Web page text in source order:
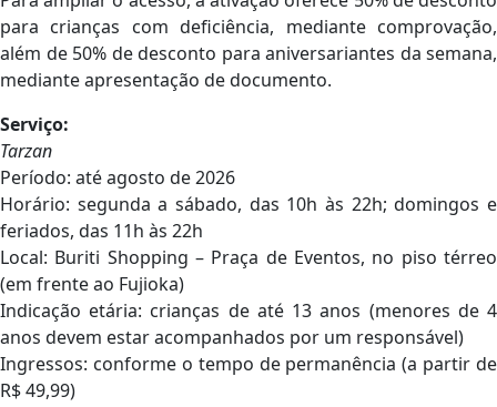
para crianças com deficiência, mediante comprovação,
além de 50% de desconto para aniversariantes da semana,
mediante apresentação de documento.
Serviço:
Tarzan
Período: até agosto de 2026
Horário: segunda a sábado, das 10h às 22h; domingos e
feriados, das 11h às 22h
Local: Buriti Shopping – Praça de Eventos, no piso térreo
(em frente ao Fujioka)
Indicação etária: crianças de até 13 anos (menores de 4
anos devem estar acompanhados por um responsável)
Ingressos: conforme o tempo de permanência (a partir de
R$ 49,99)